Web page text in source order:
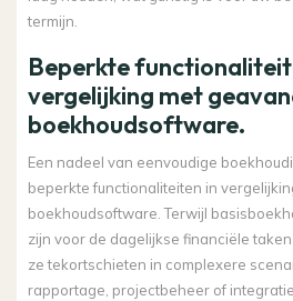
termijn.
Beperkte
vergelijking met
boekhoudsoftware.
Een nadeel van eenvoudige
beperkte functionaliteiten in
boekhoudsoftware. Terwijl
zijn voor de dagelijkse financiële taken
ze tekortschieten in complexere
rapportage, projectbeheer of